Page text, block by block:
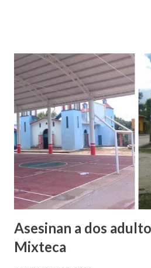
viviendas de asistencia social o
Reconoció el trabajo que realizan
notarías en Huajuapan de León,
ciudadanía a acercarse y recibir
permita resolver cada una de las
presentarse en este periodo. Por
del Colegio de Notarios de Oaxaca,
López, indicó que esta campaña
Asesinan a dos
Mixteca